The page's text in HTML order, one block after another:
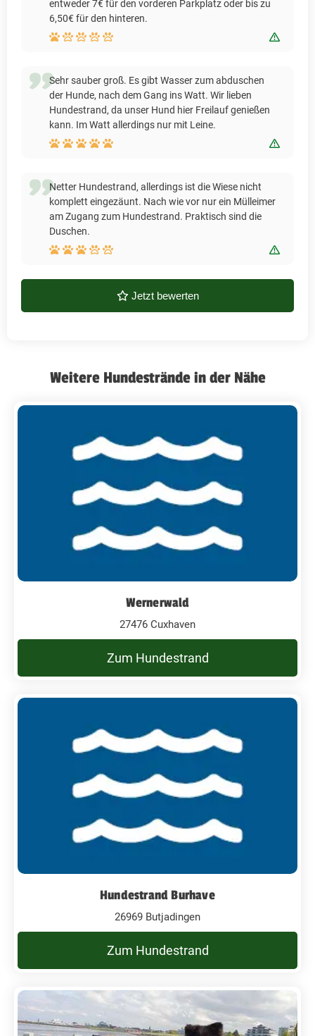
entweder 7€ für den vorderen Parkplatz oder bis zu
6,50€ für den hinteren.
Sehr sauber groß. Es gibt Wasser zum abduschen
der Hunde, nach dem Gang ins Watt. Wir lieben
Hundestrand, da unser Hund hier Freilauf genießen
kann. Im Watt allerdings nur mit Leine.
Netter Hundestrand, allerdings ist die Wiese nicht
komplett eingezäunt. Nach wie vor nur ein Mülleimer
am Zugang zum Hundestrand. Praktisch sind die
Duschen.
Jetzt bewerten
Weitere Hundestrände in der Nähe
Wernerwald
27476 Cuxhaven
Zum Hundestrand
Hundestrand Burhave
26969 Butjadingen
Zum Hundestrand